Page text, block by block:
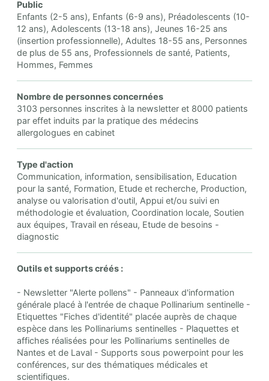
Public
Enfants (2-5 ans), Enfants (6-9 ans), Préadolescents (10-
12 ans), Adolescents (13-18 ans), Jeunes 16-25 ans
(insertion professionnelle), Adultes 18-55 ans, Personnes
de plus de 55 ans, Professionnels de santé, Patients,
Hommes, Femmes
Nombre de personnes concernées
3103 personnes inscrites à la newsletter et 8000 patients
par effet induits par la pratique des médecins
allergologues en cabinet
Type d'action
Communication, information, sensibilisation, Education
pour la santé, Formation, Etude et recherche, Production,
analyse ou valorisation d'outil, Appui et/ou suivi en
méthodologie et évaluation, Coordination locale, Soutien
aux équipes, Travail en réseau, Etude de besoins -
diagnostic
Outils et supports créés :
- Newsletter "Alerte pollens" - Panneaux d'information
générale placé à l'entrée de chaque Pollinarium sentinelle -
Etiquettes "Fiches d'identité" placée auprès de chaque
espèce dans les Pollinariums sentinelles - Plaquettes et
affiches réalisées pour les Pollinariums sentinelles de
Nantes et de Laval - Supports sous powerpoint pour les
conférences, sur des thématiques médicales et
scientifiques.